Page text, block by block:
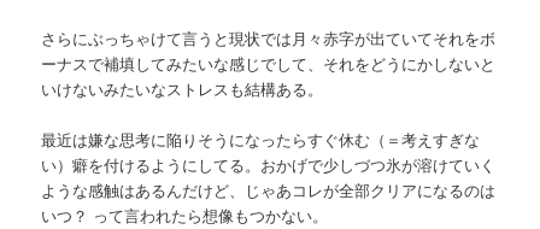
さらにぶっちゃけて言うと現状では月々赤字が出ていてそれをボ
ーナスで補填してみたいな感じでして、それをどうにかしないと
いけないみたいなストレスも結構ある。
最近は嫌な思考に陥りそうになったらすぐ休む（＝考えすぎな
い）癖を付けるようにしてる。おかげで少しづつ氷が溶けていく
ような感触はあるんだけど、じゃあコレが全部クリアになるのは
いつ？ って言われたら想像もつかない。